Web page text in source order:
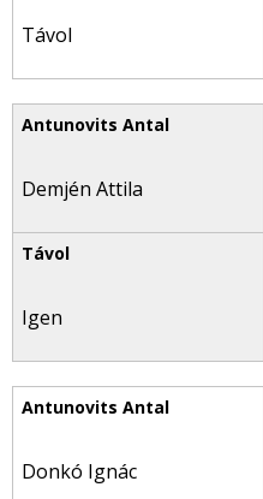
Távol
Demjén Attila
Igen
Donkó Ignác